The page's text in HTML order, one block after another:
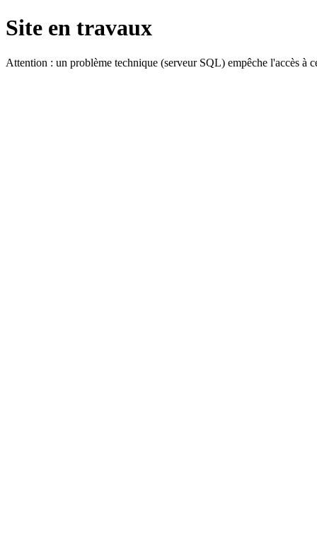
Site en travaux
Attention : un problème technique (serveur SQL) empêche l'accès à